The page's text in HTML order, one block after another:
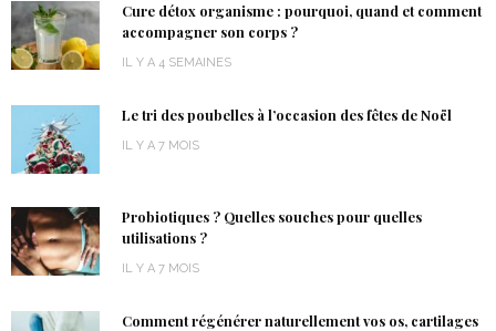
Cure détox organisme : pourquoi, quand et comment
accompagner son corps ?
IL Y A 4 SEMAINES
Le tri des poubelles à l’occasion des fêtes de Noël
IL Y A 7 MOIS
Probiotiques ? Quelles souches pour quelles
utilisations ?
IL Y A 7 MOIS
Comment régénérer naturellement vos os, cartilages